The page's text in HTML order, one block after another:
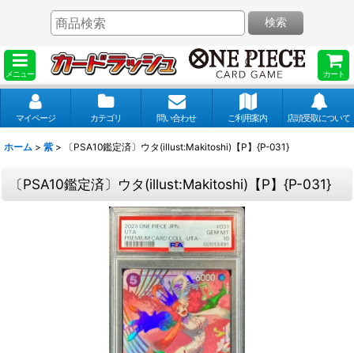
メニュー カート
検索
マイページ カテゴリ 問い合わせ ご利用案内 店頭受取について
ホーム > 紫 > 〔PSA10鑑定済〕ウタ(illust:Makitoshi)【P】{P-031}
〔PSA10鑑定済〕ウタ(illust:Makitoshi)【P】{P-031}